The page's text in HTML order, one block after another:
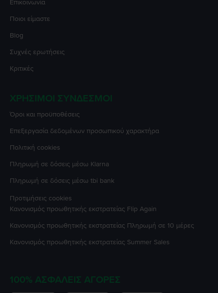
Επικοινωνία
Ποιοι είμαστε
Blog
Συχνές ερωτήσεις
Κριτικές
ΧΡΉΣΙΜΟΙ ΣΎΝΔΕΣΜΟΙ
Όροι και προϋποθέσεις
Επεξεργασία δεδομένων προσωπικού χαρακτήρα
Πολιτική cookies
Πληρωμή σε δόσεις μέσω Klarna
Πληρωμή σε δόσεις μέσω tbi bank
Προτιμήσεις cookies
Κανονισμός προωθητικής εκστρατείας Flip Again
Κανονισμός προωθητικής εκστρατείας Πληρωμή σε 10 μέρες
Κανονισμός προωθητικής εκστρατείας Summer Sales
100% ΑΣΦΑΛΕΊΣ ΑΓΟΡΈΣ